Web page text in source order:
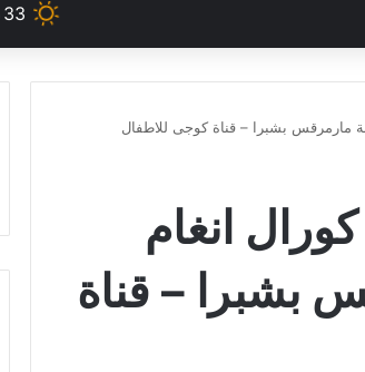
33
مارمرقس بشبرا – قناة كوجى للاطفال
انغام
بشبرا – قناة